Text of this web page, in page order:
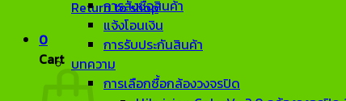
Return to shop
0
Cart
การสั่งซื้อสินค้า
แจ้งโอนเงิน
การรับประกันสินค้า
บทความ
การเลือกซื้อกล้องวงจรปิด